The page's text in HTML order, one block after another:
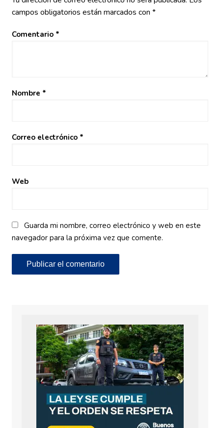
campos obligatorios están marcados con *
Comentario *
Nombre *
Correo electrónico *
Web
Guarda mi nombre, correo electrónico y web en este
navegador para la próxima vez que comente.